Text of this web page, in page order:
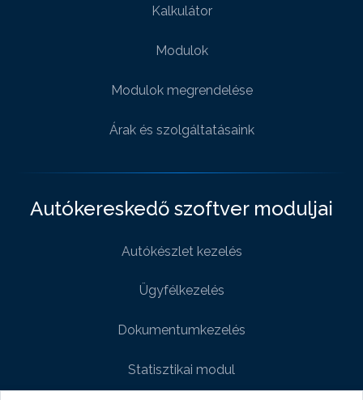
Kalkulátor
Modulok
Modulok megrendelése
Árak és szolgáltatásaink
Autókereskedő szoftver moduljai
Autókészlet kezelés
Ügyfélkezelés
Dokumentumkezelés
Statisztikai modul